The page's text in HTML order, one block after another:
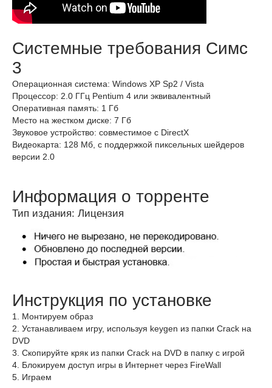
Системные требования Симс
3
Операционная система: Windows XP Sp2 / Vista
Процессор: 2.0 ГГц Pentium 4 или эквивалентный
Оперативная память: 1 Гб
Место на жестком диске: 7 Гб
Звуковое устройство: совместимое с DirectX
Видеокарта: 128 Мб, с поддержкой пиксельных шейдеров
версии 2.0
Информация о торренте
Тип издания: Лицензия
Инструкция по установке
1. Монтируем образ
2. Устанавливаем игру, используя keygen из папки Crack на
DVD
3. Скопируйте кряк из папки Crack на DVD в папку с игрой
4. Блокируем доступ игры в Интернет через FireWall
5. Играем